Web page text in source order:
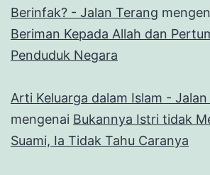
Berinfak? - Jalan Terang
Beriman Kepada Allah dan
Penduduk Negara
Arti Keluarga dalam Islam -
mengenai Bukannya Istri tidak
Suami, Ia Tidak Tahu Caranya